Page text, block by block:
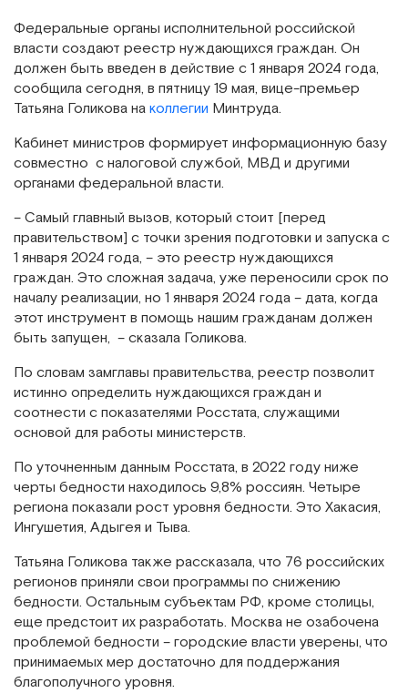
Федеральные органы исполнительной российской
власти создают реестр нуждающихся граждан. Он
должен быть введен в действие с 1 января 2024 года,
сообщила сегодня, в пятницу 19 мая, вице-премьер
Татьяна Голикова наколлегии Минтруда.
Кабинет министров формирует информационную базу
совместно с налоговой службой, МВД и другими
органами федеральной власти.
– Самый главный вызов, который стоит [перед
правительством] с точки зрения подготовки и запуска с
1 января 2024 года, – это реестр нуждающихся
граждан. Это сложная задача, уже переносили срок по
началу реализации, но 1 января 2024 года – дата, когда
этот инструмент в помощь нашим гражданам должен
быть запущен, – сказала Голикова.
По словам замглавы правительства, реестр позволит
истинно определить нуждающихся граждан и
соотнести с показателями Росстата, служащими
основой для работы министерств.
По уточненным данным Росстата, в 2022 году ниже
черты бедности находилось 9,8% россиян. Четыре
региона показали рост уровня бедности. Это Хакасия,
Ингушетия, Адыгея и Тыва.
Татьяна Голикова также рассказала, что 76 российских
регионов приняли свои программы по снижению
бедности. Остальным субъектам РФ, кроме столицы,
еще предстоит их разработать. Москва не озабочена
проблемой бедности – городские власти уверены, что
принимаемых мер достаточно для поддержания
благополучного уровня.